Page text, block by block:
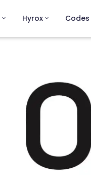
Hyrox